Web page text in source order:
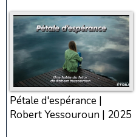
Pétale d'espérance |
Robert Yessouroun | 2025